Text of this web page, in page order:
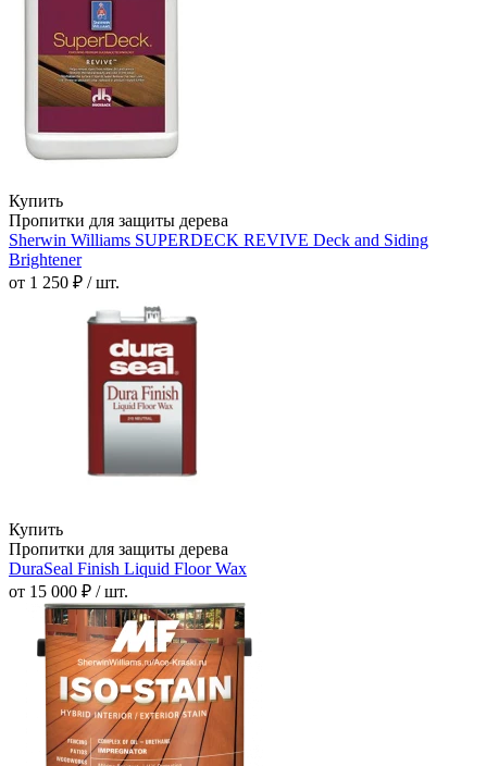
Купить
Пропитки для защиты дерева
Sherwin Williams SUPERDECK REVIVE Deck and Siding
Brightener
от 1 250 ₽ / шт.
Купить
Пропитки для защиты дерева
DuraSeal Finish Liquid Floor Wax
от 15 000 ₽ / шт.